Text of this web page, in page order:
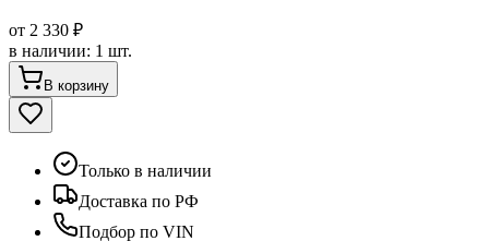
от 2 330 ₽
в наличии: 1 шт.
В корзину
Только в наличии
Доставка по РФ
Подбор по VIN